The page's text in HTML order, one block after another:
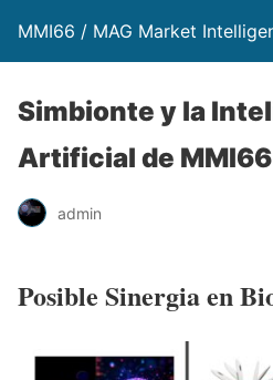
MMI66 / MAG Market
Simbionte y la
Artificial de MMI66
admin
Posible Sinergia en